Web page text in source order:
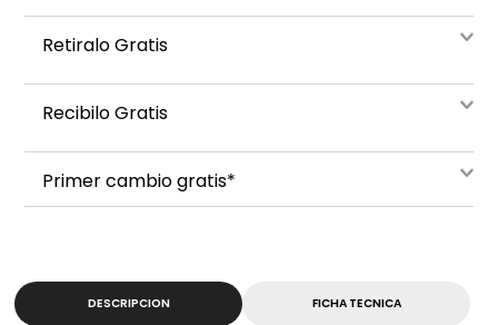
Retiralo Gratis
Recibilo Gratis
Primer cambio gratis*
DESCRIPCION FICHA TECNICA